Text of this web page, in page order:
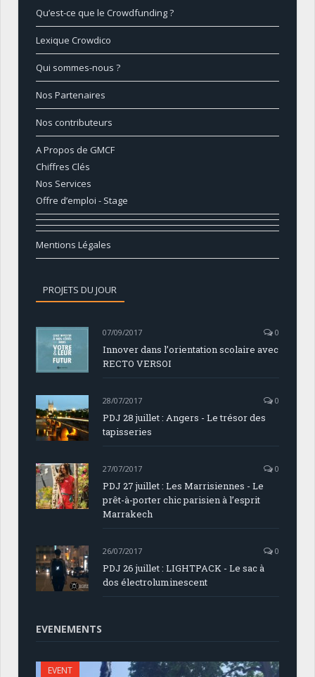
Qu’est-ce que le Crowdfunding ?
Lexique Crowdico
Qui sommes-nous ?
Nos Partenaires
Nos contributeurs
A Propos de GMCF
Chiffres Clés
Nos Services
Offre d’emploi - Stage
Mentions Légales
PROJETS DU JOUR
07/09/2017 0
Innover dans l’orientation scolaire avec
RECTO VERSOI
28/07/2017 0
PDJ 28 juillet : Angers - Le trésor des
tapisseries
27/07/2017 0
PDJ 27 juillet : Les Marrisiennes - Le
prêt-à-porter chic parisien à l’esprit
Marrakech
26/07/2017 0
PDJ 26 juillet : LIGHTPACK - Le sac à
dos électroluminescent
EVENEMENTS
EVENT